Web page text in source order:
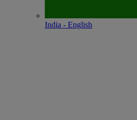
India - English